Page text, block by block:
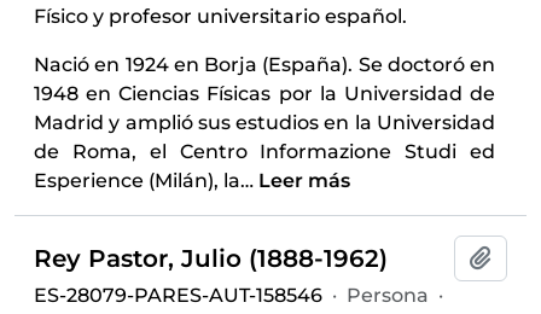
Físico y profesor universitario español.
Nació en 1924 en Borja (España). Se doctoró en
1948 en Ciencias Físicas por la Universidad de
Madrid y amplió sus estudios en la Universidad
de Roma, el Centro Informazione Studi ed
Esperience (Milán), la… Leer más
Rey Pastor, Julio (1888-1962)
ES-28079-PARES-AUT-158546 · Persona ·